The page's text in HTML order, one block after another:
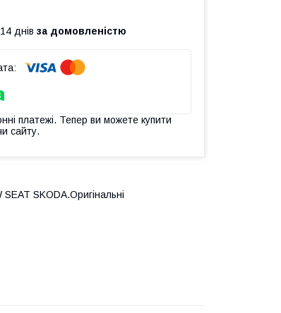
днів за домовленістю
платежі. Тепер ви можете купити
сайту.
SKODA.Оригінальні